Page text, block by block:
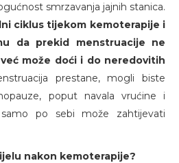
smrzavanja jajnih stanica.
ciklus tijekom kemoterapije i
da prekid menstruacije ne
može doći i do neredovitih
prestane, mogli biste
poput navala vrućine i
po sebi može zahtijevati
nakon kemoterapije?